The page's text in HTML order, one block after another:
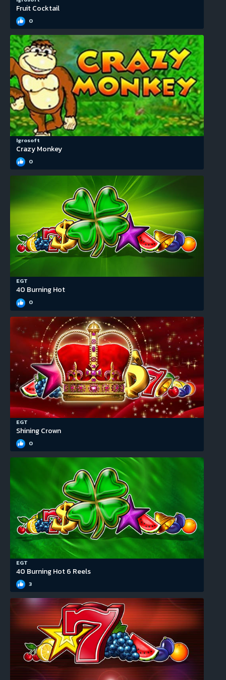
Fruit Cocktail
0
Igrosoft
Crazy Monkey
0
EGT
40 Burning Hot
0
EGT
Shining Crown
0
EGT
40 Burning Hot 6 Reels
3